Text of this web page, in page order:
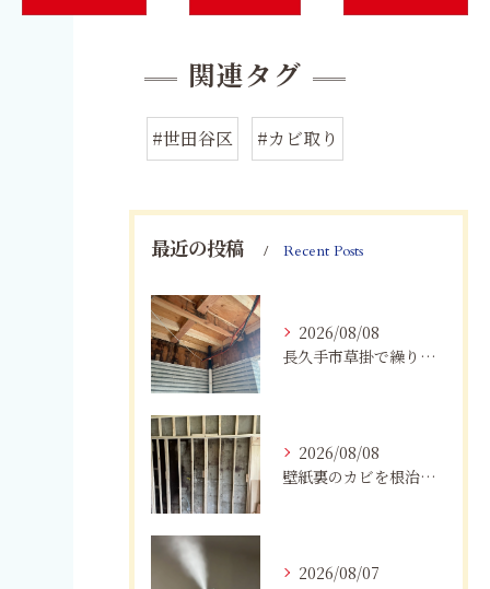
関連タグ
#世田谷区 #カビ取り
最近の投稿 Recent Posts
2026/08/08
長久手市草掛で繰り返すカビにお困りの方へ｜原因から解決策まで紹介
2026/08/08
壁紙裏のカビを根治！下地交換と防カビリフォームの重要性
2026/08/07